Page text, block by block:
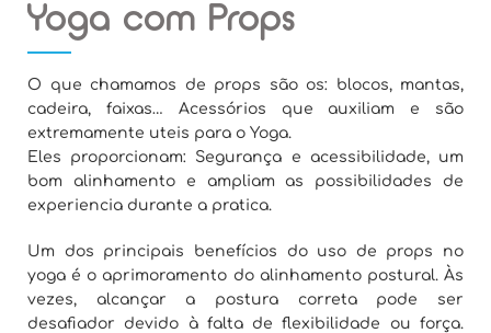
Yoga com Props
O que chamamos de props são os: blocos, mantas,
cadeira, faixas… Acessórios que auxiliam e são
extremamente uteis para o Yoga.
Eles proporcionam: Segurança e acessibilidade, um
bom alinhamento e ampliam as possibilidades de
experiencia durante a pratica.
Um dos principais benefícios do uso de props no
yoga é o aprimoramento do alinhamento postural. Às
vezes, alcançar a postura correta pode ser
desafiador devido à falta de flexibilidade ou força.